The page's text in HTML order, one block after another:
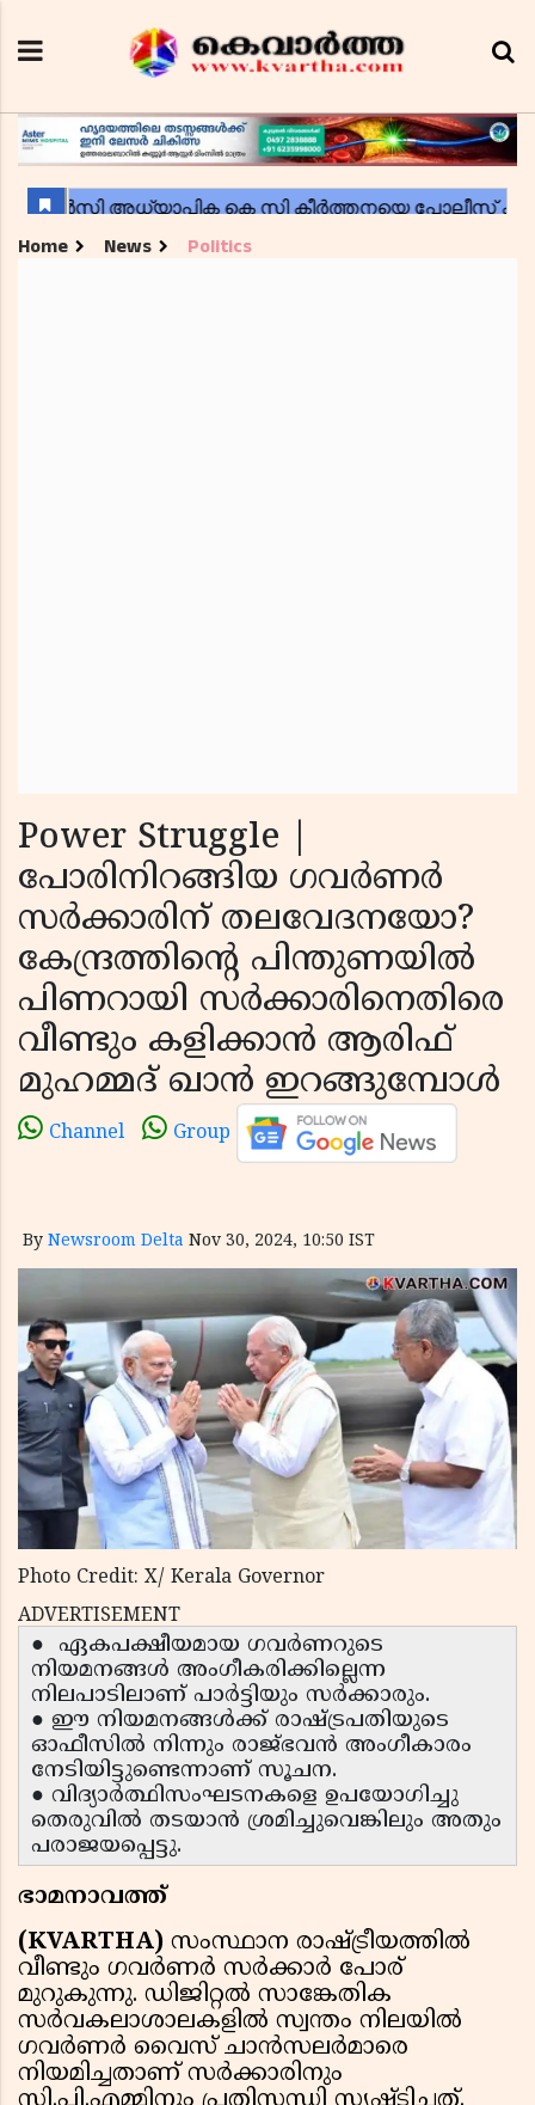
Home News Politics
Power Struggle |
പോരിനിറങ്ങിയ ഗവർണർ
സർക്കാരിന് തലവേദനയോ?
കേന്ദ്രത്തിൻ്റെ പിന്തുണയിൽ
പിണറായി സർക്കാരിനെതിരെ
വീണ്ടും കളിക്കാൻ ആരിഫ്
മുഹമ്മദ് ഖാൻ ഇറങ്ങുമ്പോൾ
Channel Group
By Newsroom Delta Nov 30, 2024, 10:50 IST
Photo Credit: X/ Kerala Governor
ADVERTISEMENT
● ഏകപക്ഷീയമായ ഗവർണറുടെ
നിയമനങ്ങൾ അംഗീകരിക്കില്ലെന്ന
നിലപാടിലാണ് പാർട്ടിയും സർക്കാരും.
● ഈ നിയമനങ്ങൾക്ക് രാഷ്ട്രപതിയുടെ
ഓഫീസിൽ നിന്നും രാജ്ഭവൻ അംഗീകാരം
നേടിയിട്ടുണ്ടെന്നാണ് സൂചന.
● വിദ്യാർത്ഥിസംഘടനകളെ ഉപയോഗിച്ചു
തെരുവിൽ തടയാൻ ശ്രമിച്ചുവെങ്കിലും അതും
പരാജയപ്പെട്ടു.
ഭാമനാവത്ത്
(KVARTHA) സംസ്ഥാന രാഷ്ട്രീയത്തിൽ
വീണ്ടും ഗവർണർ സർക്കാർ പോര്
മുറുകുന്നു. ഡിജിറ്റൽ സാങ്കേതിക
സർവകലാശാലകളിൽ സ്വന്തം നിലയിൽ
ഗവർണർ വൈസ് ചാൻസലർമാരെ
നിയമിച്ചതാണ് സർക്കാരിനും